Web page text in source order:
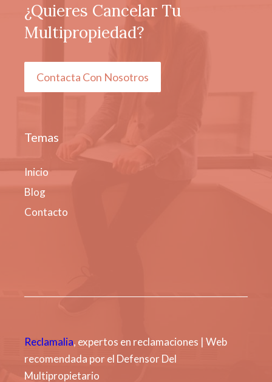
¿Quieres Cancelar Tu
Multipropiedad?
Contacta Con Nosotros
Temas
Inicio
Blog
Contacto
Reclamalia, expertos en reclamaciones | Web
recomendada por el Defensor Del
Multipropietario